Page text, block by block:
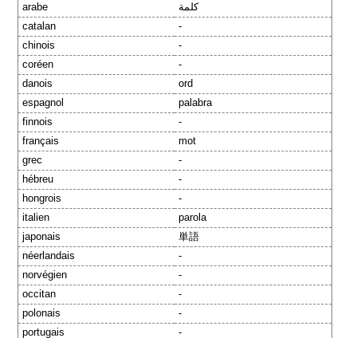
arabe
كلمة
catalan
-
chinois
-
coréen
-
danois
ord
espagnol
palabra
finnois
-
français
mot
grec
-
hébreu
-
hongrois
-
italien
parola
japonais
単語
néerlandais
-
norvégien
-
occitan
-
polonais
-
portugais
-